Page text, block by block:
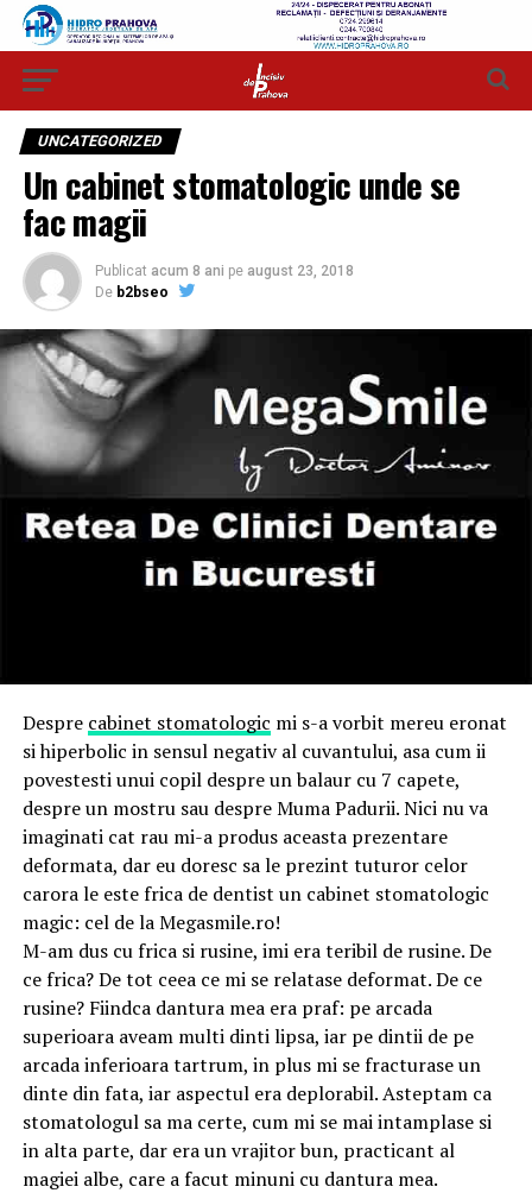
UNCATEGORIZED
Un cabinet stomatologic unde se
fac magii
Publicat acum 8 ani pe august 23, 2018
De b2bseo
Despre cabinet stomatologic mi s-a vorbit mereu eronat
si hiperbolic in sensul negativ al cuvantului, asa cum ii
povestesti unui copil despre un balaur cu 7 capete,
despre un mostru sau despre Muma Padurii. Nici nu va
imaginati cat rau mi-a produs aceasta prezentare
deformata, dar eu doresc sa le prezint tuturor celor
carora le este frica de dentist un cabinet stomatologic
magic: cel de la Megasmile.ro!
M-am dus cu frica si rusine, imi era teribil de rusine. De
ce frica? De tot ceea ce mi se relatase deformat. De ce
rusine? Fiindca dantura mea era praf: pe arcada
superioara aveam multi dinti lipsa, iar pe dintii de pe
arcada inferioara tartrum, in plus mi se fracturase un
dinte din fata, iar aspectul era deplorabil. Asteptam ca
stomatologul sa ma certe, cum mi se mai intamplase si
in alta parte, dar era un vrajitor bun, practicant al
magiei albe, care a facut minuni cu dantura mea.